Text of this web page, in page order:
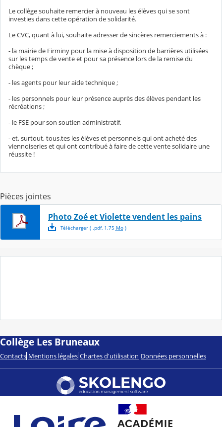
Le collège souhaite remercier à nouveau les élèves qui se sont
investies dans cette opération de solidarité.
Le CVC, quant à lui, souhaite adresser de sincères remerciements à :
- la mairie de Firminy pour la mise à disposition de barrières utilisées
sur les temps de vente et pour sa présence lors de la remise du
chèque ;
- les agents pour leur aide technique ;
- les personnels pour leur présence auprès des élèves pendant les
récréations ;
- le FSE pour son soutien administratif,
- et, surtout, tous.tes les élèves et personnels qui ont acheté des
viennoiseries et qui ont contribué à faire de cette vente solidaire une
réussite !
Pièces jointes
Photo Zoé et Violette vendent les pains
Télécharger( .pdf, 1.75 Mo)
Collège Les Bruneaux
Contacts Mentions légales Chartes d'utilisation Données personnelles